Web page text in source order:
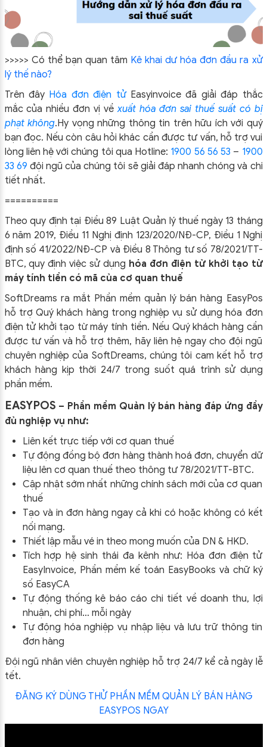
ĐĂNG KÝ NHẬN ƯU ĐÃI
ĐĂNG KÝ!
>>>>> Có thể bạn quan tâm Kê khai dư hóa đơn đầu ra xử
lý thế nào?
Trên đây Hóa đơn điện tử Easyinvoice đã giải đáp thắc
mắc của nhiều đơn vị về xuất hóa đơn sai thuế suất có bị
phạt không.Hy vọng những thông tin trên hữu ích với quý
bạn đọc. Nếu còn câu hỏi khác cần được tư vấn, hỗ trợ vui
lòng liên hệ với chúng tôi qua Hotline: 1900 56 56 53 – 1900
33 69 đội ngũ của chúng tôi sẽ giải đáp nhanh chóng và chi
tiết nhất.
==========
Theo quy định tại Điều 89 Luật Quản lý thuế ngày 13 tháng
6 năm 2019, Điều 11 Nghị định 123/2020/NĐ-CP, Điều 1 Nghị
định số 41/2022/NĐ-CP và Điều 8 Thông tư số 78/2021/TT-
BTC, quy định việc sử dụng hóa đơn điện tử khởi tạo từ
máy tính tiền có mã của cơ quan thuế
SoftDreams ra mắt Phần mềm quản lý bán hàng EasyPos
hỗ trợ Quý khách hàng trong nghiệp vụ sử dụnghóa đơn
điện tử khởi tạo từ máy tính tiền. Nếu Quý khách hàng cần
được tư vấn và hỗ trợ thêm, hãy liên hệ ngay cho đội ngũ
chuyên nghiệp của SoftDreams, chúng tôi cam kết hỗ trợ
khách hàng kịp thời 24/7 trong suốt quá trình sử dụng
phần mềm.
EASYPOS – Phần mềm Quản lý bán hàng đáp ứng đầy
đủ nghiệp vụ như:
Liên kết trực tiếp với cơ quan thuế
Tự động đồng bộ đơn hàng thành hoá đơn, chuyển dữ
liệu lên cơ quan thuế theo thông tư 78/2021/TT-BTC.
Cập nhật sớm nhất những chính sách mới của cơ quan
thuế
Tạo và in đơn hàng ngay cả khi có hoặc không có kết
nối mạng.
Thiết lập mẫu vé in theo mong muốn của DN & HKD.
Tích hợp hệ sinh thái đa kênh như: Hóa đơn điện tử
EasyInvoice, Phần mềm kế toán EasyBooks và chữ ký
số EasyCA
Tự động thống kê báo cáo chi tiết về doanh thu, lợi
nhuận, chi phí… mỗi ngày
Tự động hóa nghiệp vụ nhập liệu và lưu trữ thông tin
đơn hàng
Đội ngũ nhân viên chuyên nghiệp hỗ trợ 24/7 kể cả ngày lễ
tết.
ĐĂNG KÝ DÙNG THỬ PHẦN MỀM QUẢN LÝ BÁN HÀNG
EASYPOS NGAY